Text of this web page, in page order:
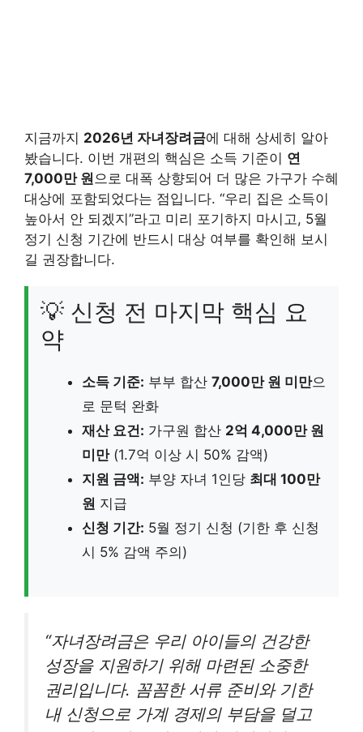
지금까지 2026년 자녀장려금에 대해 상세히 알아
봤습니다. 이번 개편의 핵심은 소득 기준이 연
7,000만 원 으로 대폭 상향되어 더 많은 가구가 수혜
대상에 포함되었다는 점입니다. “우리 집은 소득이
높아서 안 되겠지”라고 미리 포기하지 마시고, 5월
정기 신청 기간에 반드시 대상 여부를 확인해 보시
길 권장합니다.
💡 신청 전 마지막 핵심 요
약
소득 기준: 부부 합산 7,000만 원 미만으
로 문턱 완화
재산 요건: 가구원 합산 2억 4,000만 원
미만(1.7억 이상 시 50% 감액)
지원 금액: 부양 자녀 1인당 최대 100만
원 지급
신청 기간: 5월 정기 신청 (기한 후 신청
시 5% 감액 주의)
“자녀장려금은 우리 아이들의 건강한
성장을 지원하기 위해 마련된 소중한
권리입니다. 꼼꼼한 서류 준비와 기한
내 신청으로 가계 경제의 부담을 덜고